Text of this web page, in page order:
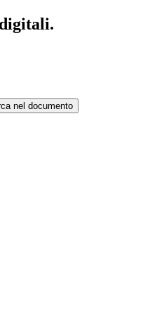
nel documento